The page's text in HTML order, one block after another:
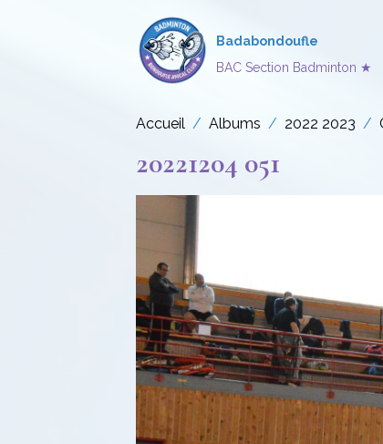
Badabondoufle
BAC Section Badminton ★
Accueil Albums 2022 2023
20221204 051